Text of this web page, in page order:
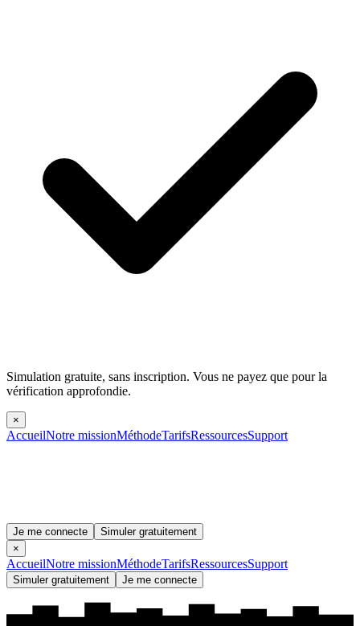
Simulation gratuite, sans inscription. Vous ne payez que pour la
vérification approfondie.
×
AccueilNotre missionMéthodeTarifsRessourcesSupport
Je me connecte
Simuler gratuitement
×
AccueilNotre missionMéthodeTarifsRessourcesSupport
Simuler gratuitement Je me connecte